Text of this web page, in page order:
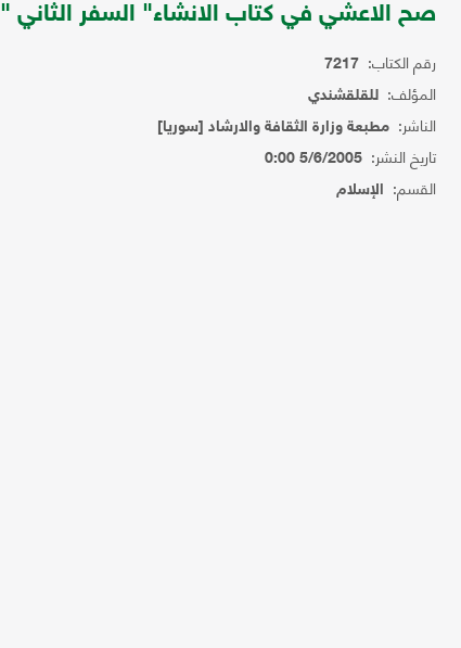
صح الاعشي في كتاب الانشاء" السفر الثاني "
رقم الكتاب: 7217
المؤلف: للقلقشندي
الناشر: مطبعة وزارة الثقافة والارشاد [سوريا]
تاريخ النشر: 5/6/2005 0:00
القسم: الإسلام